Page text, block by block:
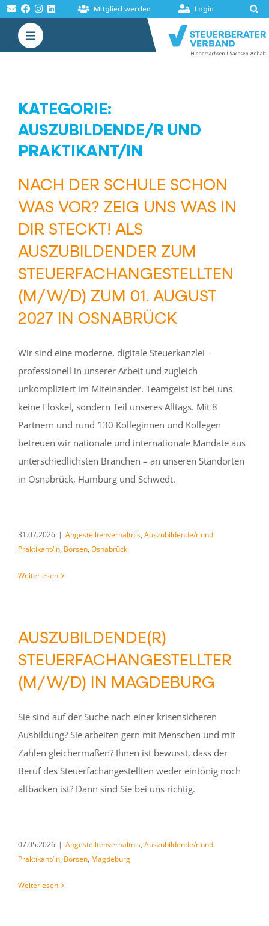
Zum
Inhalt
springen
Mitglied werden Login
Toggle
Navigation
MELDUNGEN
BÖRSEN
KATEGORIE:
AUSZUBILDENDE/R UND
PRAKTIKANT/IN
NACH DER SCHULE SCHON
WAS VOR? ZEIG UNS WAS IN
DIR STECKT! ALS
AUSZUBILDENDER ZUM
STEUERFACHANGESTELLTEN
(M/W/D) ZUM 01. AUGUST
2027 IN OSNABRÜCK
Wir sind eine moderne, digitale Steuerkanzlei –
professionell in unserer Arbeit und zugleich
unkompliziert im Miteinander. Teamgeist ist bei uns
keine Floskel, sondern Teil unseres Alltags. Mit 8
Partnern und rund 130 Kolleginnen und Kollegen
betreuen wir nationale und internationale Mandate aus
unterschiedlichsten Branchen – an unseren Standorten
in Osnabrück, Hamburg und Schwedt.
31.07.2026 | Angestelltenverhältnis, Auszubildende/r und
Praktikant/in, Börsen, Osnabrück
Weiterlesen
AUSZUBILDENDE(R)
STEUERFACHANGESTELLTER
(M/W/D) IN MAGDEBURG
Sie sind auf der Suche nach einer krisensicheren
Ausbildung? Sie arbeiten gern mit Menschen und mit
Zahlen gleichermaßen? Ihnen ist bewusst, dass der
Beruf des Steuerfachangestellten weder eintönig noch
altbacken ist? Dann sind Sie bei uns richtig.
07.05.2026 | Angestelltenverhältnis, Auszubildende/r und
Praktikant/in, Börsen, Magdeburg
Weiterlesen